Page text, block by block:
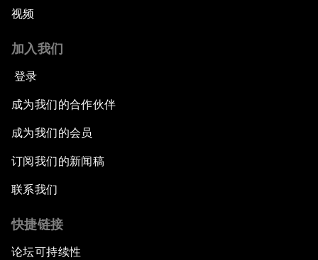
视频
加入我们
登录
成为我们的合作伙伴
成为我们的会员
订阅我们的新闻稿
联系我们
快捷链接
论坛可持续性